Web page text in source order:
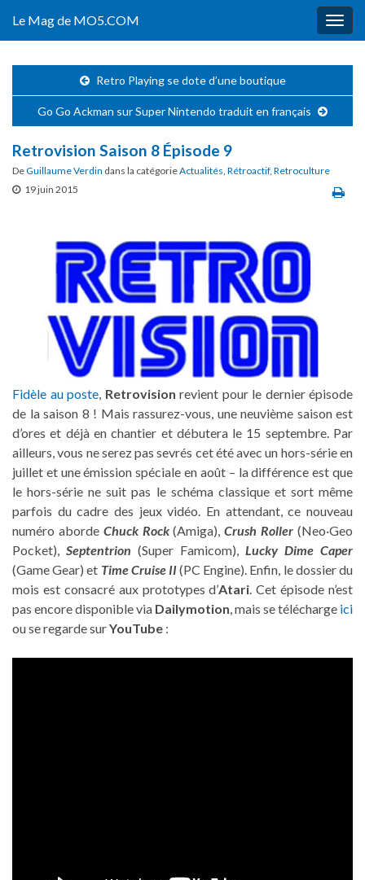
Le Mag de MO5.COM
Retro Playing se dote d’une boutique
Go Go Ackman sur Super Nintendo traduit en français
Retrovision Saison 8 Épisode 9
DeGuillaume Verdin dans la catégorieActualités, Rétroactif, Retroculture
19 juin 2015
Fidèle au poste, Retrovision revient pour le dernier épisode
de la saison 8 ! Mais rassurez-vous, une neuvième saison est
d’ores et déjà en chantier et débutera le 15 septembre. Par
ailleurs, vous ne serez pas sevrés cet été avec un hors-série en
juillet et une émission spéciale en août – la différence est que
le hors-série ne suit pas le schéma classique et sort même
parfois du cadre des jeux vidéo. En attendant, ce nouveau
numéro aborde Chuck Rock(Amiga),Crush Roller(Neo·Geo
Pocket), Septentrion (Super Famicom), Lucky Dime Caper
(Game Gear) et Time Cruise II(PC Engine). Enfin, le dossier du
mois est consacré aux prototypes d’Atari. Cet épisode n’est
pas encore disponible via Dailymotion, mais se télécharge ici
ou se regarde surYouTube :